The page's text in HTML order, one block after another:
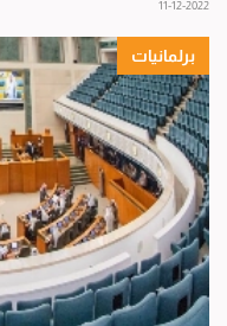
11-12-2022
برلمانيات